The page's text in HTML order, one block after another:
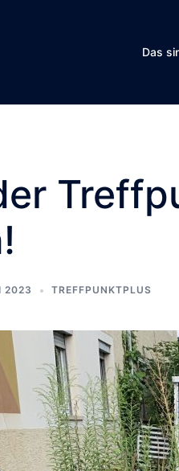
Das
2023 TREFFPUNKTPLUS